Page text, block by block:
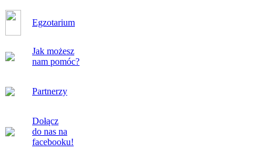
Egzotarium
Jak możesz
nam pomóc?
Partnerzy
Dołącz
do nas na
facebooku!